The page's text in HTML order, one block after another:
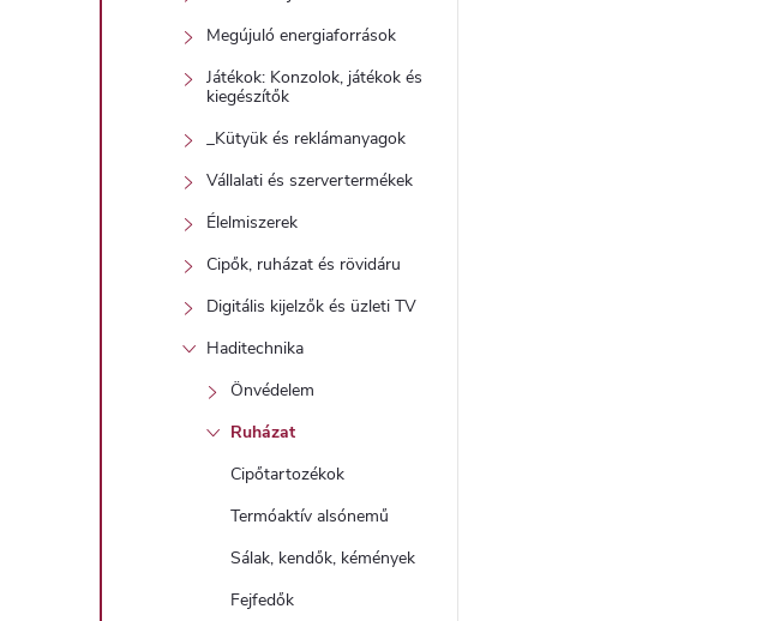
Megújuló energiaforrások
Játékok: Konzolok, játékok és
kiegészítők
_Kütyük és reklámanyagok
Vállalati és szervertermékek
Élelmiszerek
Cipők, ruházat és rövidáru
Digitális kijelzők és üzleti TV
Haditechnika
Önvédelem
Ruházat
Cipőtartozékok
Termóaktív alsónemű
Sálak, kendők, kémények
Fejfedők